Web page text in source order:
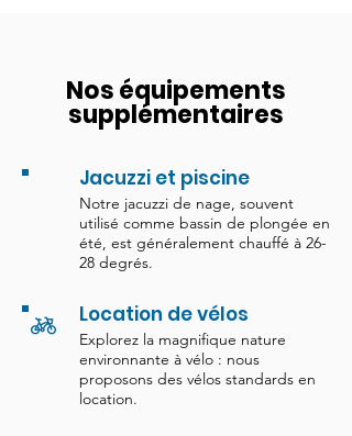
Nos équipements
supplémentaires
Jacuzzi et piscine
Notre jacuzzi de nage, souvent
utilisé comme bassin de plongée en
été, est généralement chauffé à 26-
28 degrés.
Location de vélos
Explorez la magnifique nature
environnante à vélo : nous
proposons des vélos standards en
location.